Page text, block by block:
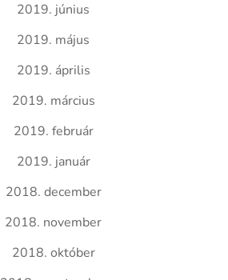
2019. június
2019. május
2019. április
2019. március
2019. február
2019. január
2018. december
2018. november
2018. október